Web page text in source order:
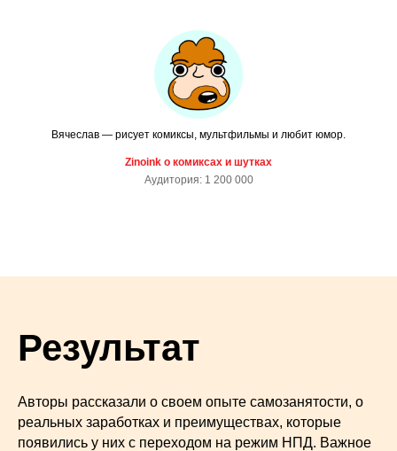
Вячеслав — рисует комиксы, мультфильмы и любит юмор.
Zinoink о комиксах и шутках
Аудитория: 1 200 000
Результат
Авторы рассказали о своем опыте самозанятости, о
реальных заработках и преимуществах, которые
появились у них с переходом на режим НПД. Важное